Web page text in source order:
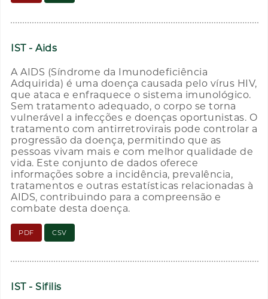
IST - Aids
A AIDS (Síndrome da Imunodeficiência
Adquirida) é uma doença causada pelo vírus HIV,
que ataca e enfraquece o sistema imunológico.
Sem tratamento adequado, o corpo se torna
vulnerável a infecções e doenças oportunistas. O
tratamento com antirretrovirais pode controlar a
progressão da doença, permitindo que as
pessoas vivam mais e com melhor qualidade de
vida. Este conjunto de dados oferece
informações sobre a incidência, prevalência,
tratamentos e outras estatísticas relacionadas à
AIDS, contribuindo para a compreensão e
combate desta doença.
PDF CSV
IST - Sifilis